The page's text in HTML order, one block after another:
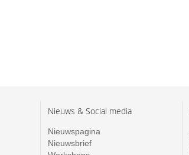
Nieuws & Social media
Nieuwspagina
Nieuwsbrief